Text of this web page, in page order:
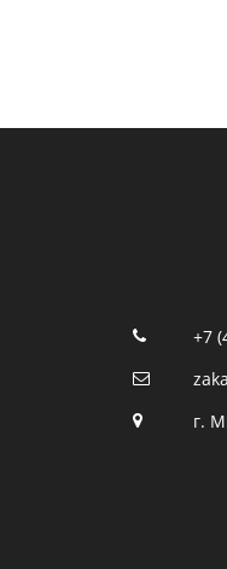
+7
г.